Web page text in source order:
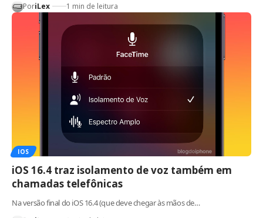
PoriLex 1 min de leitura
IOS
iOS 16.4 traz isolamento de voz também em
chamadas telefônicas
Na versão final do iOS 16.4 (que deve chegar às mãos de…